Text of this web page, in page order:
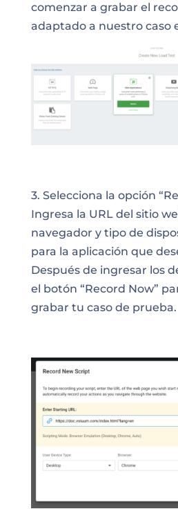
comenzar a grabar el
adaptado a nuestro caso
3. Selecciona la opción
Ingresa la URL del sitio
navegador y tipo de
para la aplicación que
Después de ingresar los
el botón “Record Now”
grabar tu caso de prueba.